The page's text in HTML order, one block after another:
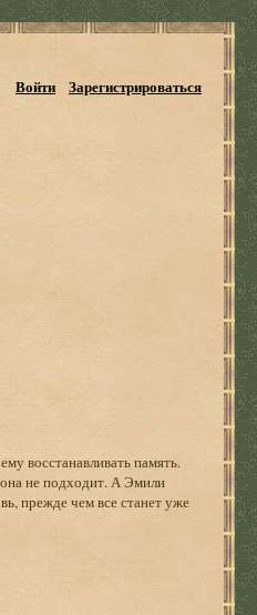
Войти Зарегистрироваться
восстанавливать память.
она не подходит. А Эмили
прежде чем все станет уже